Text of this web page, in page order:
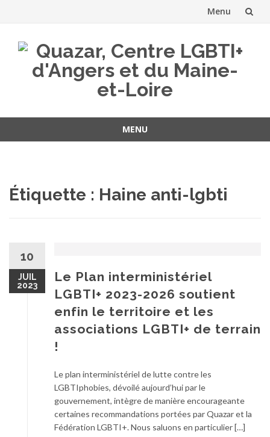
Menu
contenu
MENU
Étiquette : Haine anti-lgbti
10
JUIL
2023
Le Plan interministériel
LGBTI+ 2023-2026 soutient
enfin le territoire et les
associations LGBTI+ de terrain
!
Le plan interministériel de lutte contre les
LGBTIphobies, dévoilé aujourd’hui par le
gouvernement, intègre de manière encourageante
certaines recommandations portées par Quazar et la
Fédération LGBTI+. Nous saluons en particulier […]